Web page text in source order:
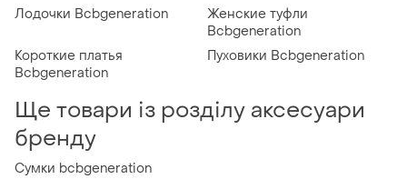
Лодочки Bcbgeneration
Женские туфли
Bcbgeneration
Короткие платья
Bcbgeneration
Пуховики Bcbgeneration
Ще товари із розділу аксесуари
бренду
Сумки bcbgeneration